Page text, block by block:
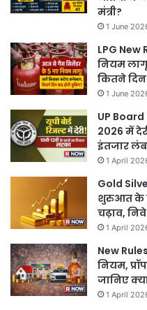
मंत्री?
1 June
LPG
नियम
कितने दिन
1 June
UP Board
2026 में
इंतजार
1 April
Gold
शुरुआत के
चढ़ाव,
1 April
New
नियम,
जानिए
1 April